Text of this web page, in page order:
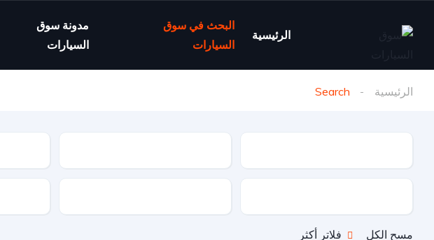
الرئيسية
البحث في سوق
السيارات
مدونة سوق
السيارات
الرئيسية Search
مسح الكل فلاتر أكثر